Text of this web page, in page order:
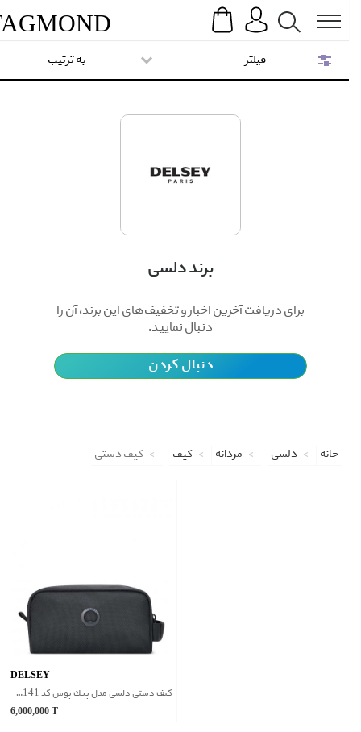
Search
TAGMOND
برند دلسی
برای دریافت آخرین اخبار و تخفیف‌های این برند، آن را
دنبال نمایید.
دنبال کردن
به ترتیب
خانه دلسی مردانه کیف کیف دستی
DELSEY
كيف دستی دلسی مدل پيك پوس کد 3354141
6,000,000
فیلتر